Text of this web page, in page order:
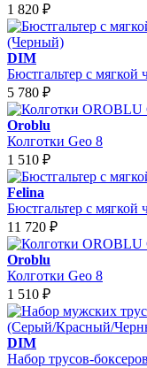
1 820 ₽
DIM
Бюстгальтер с
5 780 ₽
Oroblu
Колготки Geo 8
1 510 ₽
Felina
Бюстгальтер с
11 720 ₽
Oroblu
Колготки Geo 8
1 510 ₽
DIM
Набор трусов-